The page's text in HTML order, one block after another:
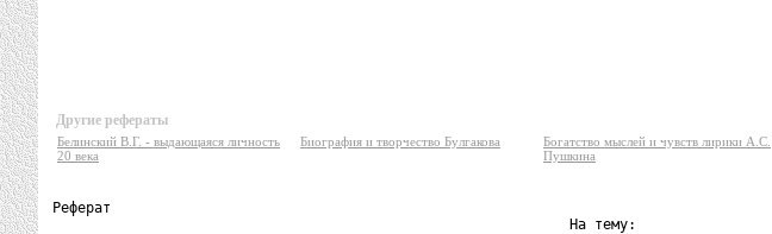
Другие рефераты
Белинский В.Г. - выдающаяся личность
20 века
Биография и творчество Булгакова
Богатство мыслей и чувств лирики А.С.
Пушкина
Реферат
                                                              На тему: